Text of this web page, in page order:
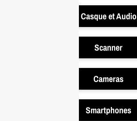
Casque et Audio
Scanner
Cameras
Smartphones